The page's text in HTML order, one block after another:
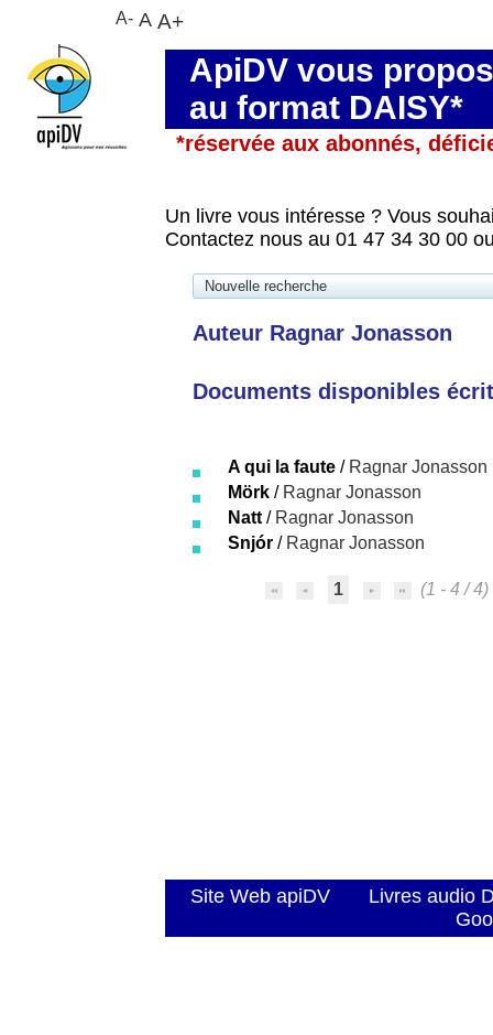
ApiDV vous
au format DAISY*
*réservée aux abonnés,
Un livre vous intéresse ? Vous
Contactez nous au 01 47 34 30 00
Nouvelle recherche
Auteur Ragnar Jonasson
Documents disponibles
A qui la faute / Ragnar Jonasson
Mörk / Ragnar Jonasson
Natt / Ragnar Jonasson
Snjór / Ragnar Jonasson
1 (1 - 4 / 4)
Site Web apiDV
Livres audio
A- A A+